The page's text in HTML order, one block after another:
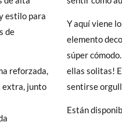
estilo para
de
reforzada,
extra, junto
Y aquí viene
elemento
súper
ellas solitas!
sentirse
Están
importe mínimo, sin
que entrar en la sección
equipo Atención al Cliente se
en unos pocos días!
también serán
párrafo anterior y nos
16,0 16,6